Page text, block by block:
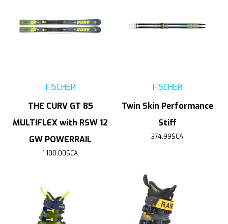
FISCHER
THE CURV GT 85
MULTIFLEX with RSW 12
GW POWERRAIL
1 100,00$CA
FISCHER
Twin Skin Performance
Stiff
374,99$CA